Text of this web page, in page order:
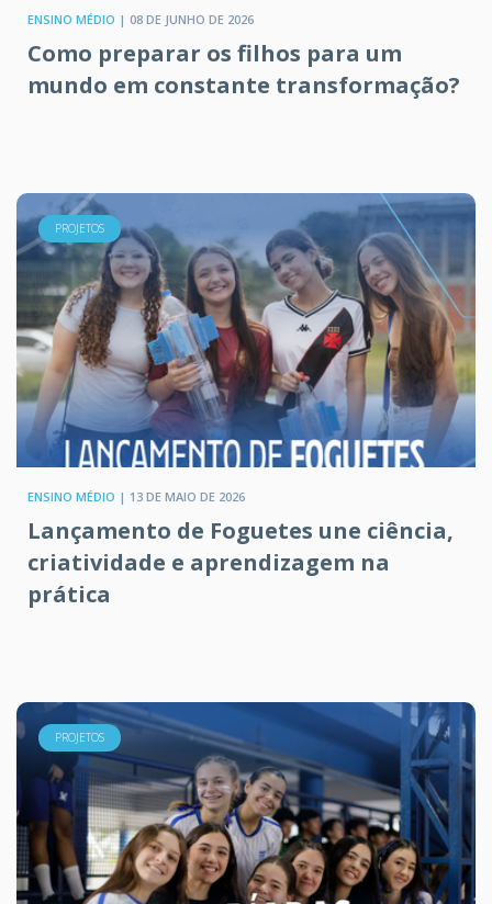
ENSINO MÉDIO | 08 DE JUNHO DE 2026
Como preparar os filhos para um
mundo em constante transformação?
PROJETOS
ENSINO MÉDIO | 13 DE MAIO DE 2026
Lançamento de Foguetes une ciência,
criatividade e aprendizagem na
prática
PROJETOS